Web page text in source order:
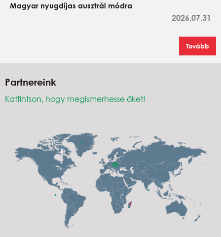
Magyar nyugdíjas ausztrál módra
2026.07.31
Tovább
Partnereink
Kattintson, hogy megismerhesse őket!